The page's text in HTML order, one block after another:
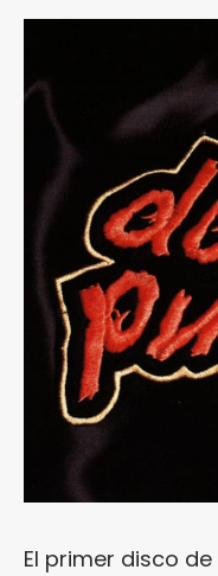
El primer disco de